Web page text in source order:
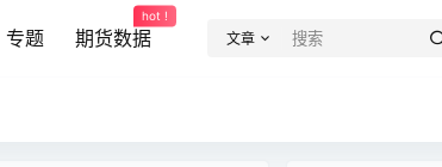
专题 期货数据
hot !
文章